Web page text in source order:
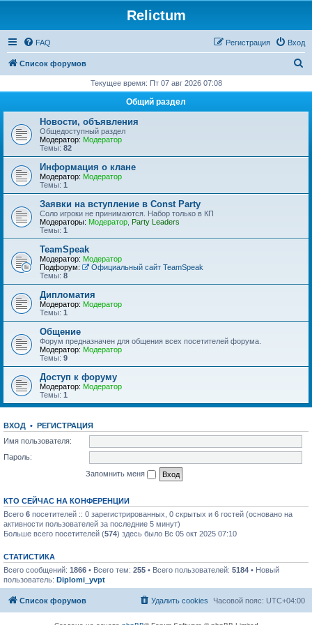
Relictum
FAQ Вход
Регистрация
Список форумов
с
Текущее время: Пт 07 авг 2026 07:08
Общий раздел
Новости, объявления
Общедоступный раздел
Модератор: Модератор
Темы: 82
Информация о клане
Модератор: Модератор
Темы: 1
Заявки на вступление в Const Party
Соло игроки не принимаются. Набор только в КП
Модераторы: Модератор Party Leaders
Темы: 1
TeamSpeak
Модератор: Модератор
Подфорум:
Официальный сайт TeamSpeak
Темы: 8
Дипломатия
Модератор: Модератор
Темы: 1
Общение
Форум предназначен для общения всех посетителей форума.
Модератор: Модератор
Темы: 9
Доступ к форуму
Модератор: Модератор
Темы: 1
ВХОД • РЕГИСТРАЦИЯ
Имя пользователя:
Пароль:
Запомнить меня
КТО СЕЙЧАС НА КОНФЕРЕНЦИИ
Всего 6 посетителей :: 0 зарегистрированных, 0 скрытых и 6 гостей (основано на
активности пользователей за последние 5 минут)
Больше всего посетителей (574) здесь было Вс 05 окт 2025 07:10
СТАТИСТИКА
Всего сообщений: 1866 • Всего тем: 255 • Всего пользователей: 5184 • Новый
пользователь: Diplomi_yvpt
Список форумов Часовой пояс: UTC+04:00
Удалить cookies